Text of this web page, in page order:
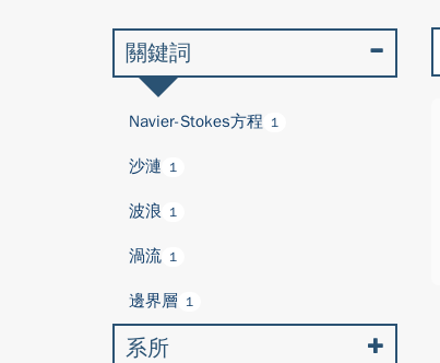
關鍵詞
Navier-Stokes方程 1
沙漣 1
波浪 1
渦流 1
邊界層 1
系所